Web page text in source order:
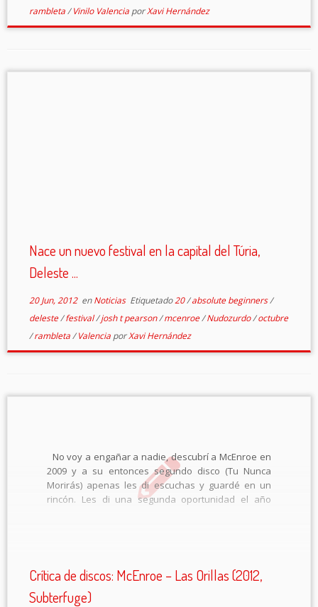
rambleta/Vinilo Valencia porXavi Hernández
Nace un nuevo festival en la capital del Túria,
Deleste ...
20 Jun, 2012enNoticias Etiquetado20/absolute beginners/
deleste/festival/josh t pearson/mcenroe/Nudozurdo/octubre
/rambleta/Valencia porXavi Hernández
No voy a engañar a nadie, descubrí a McEnroe en
2009 y a su entonces segundo disco (Tu Nunca
Morirás) apenas les di escuchas y guardé en un
rincón. Les di una segunda oportunidad el año
Crítica de discos: McEnroe – Las Orillas (2012,
Subterfuge)